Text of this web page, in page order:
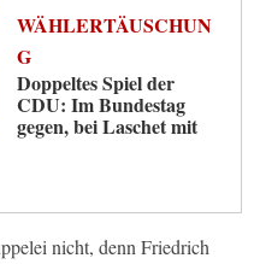
WÄHLERTÄUSCHUN
G
Doppeltes Spiel der
CDU: Im Bundestag
gegen, bei Laschet mit
nicht, denn Friedrich